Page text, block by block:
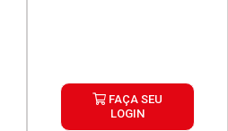
FAÇA SEU
LOGIN